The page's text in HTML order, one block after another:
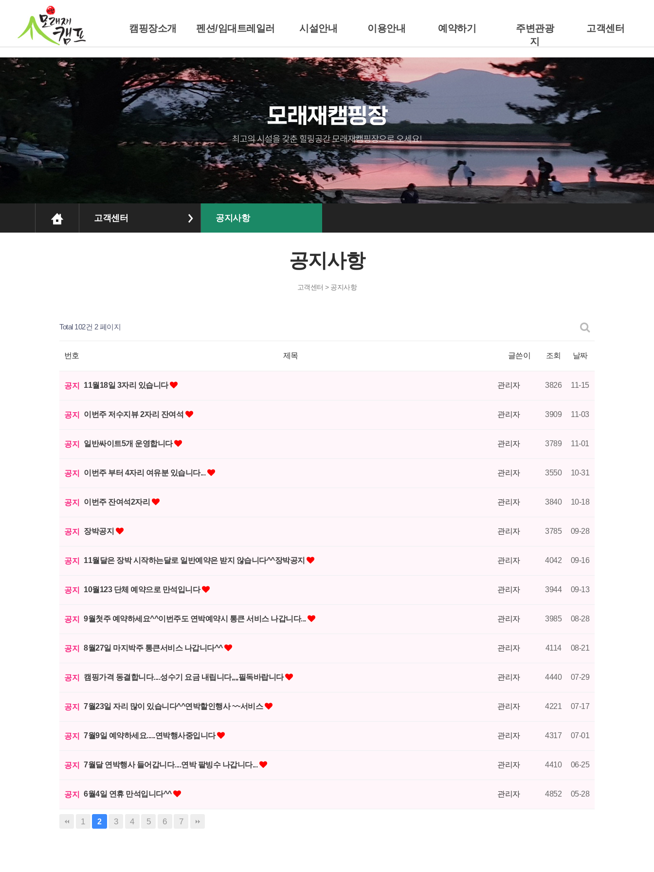
캠핑장소개 펜션/임대트레일러 시설안내 이용안내 예약하기
주변관광
지
고객센터
위치및교통안내
트레일러임대
시설안내
이용준수사항
땡큐캠핑에서 예약하기
고객센터 공지사항
공지사항
고객센터 > 공지사항
Total 102건 2 페이지
번호 제목 글쓴이 조회 날짜
공지 11월18일 3자리 있습니다 관리자 3826 11-15
공지 이번주 저수지뷰 2자리 잔여석 관리자 3909 11-03
공지 일반싸이트5개 운영합니다 관리자 3789 11-01
공지 이번주 부터 4자리 여유분 있습니다... 관리자 3550 10-31
공지 이번주 잔여석2자리 관리자 3840 10-18
공지 장박공지 관리자 3785 09-28
공지 11월달은 장박 시작하는달로 일반예약은 받지 않습니다^^장박공지 관리자 4042 09-16
공지 10월123 단체 예약으로 만석입니다 관리자 3944 09-13
공지 9월첫주 예약하세요^^이번주도 연박예약시 통큰 서비스 나갑니다... 관리자 3985 08-28
공지 8월27일 마지박주 통큰서비스 나갑니다^^ 관리자 4114 08-21
공지 캠핑가격 동결합니다....성수기 요금 내립니다,,,,필독바랍니다 관리자 4440 07-29
공지 7월23일 자리 많이 있습니다^^연박할인행사 ~~서비스 관리자 4221 07-17
공지 7월9일 예약하세요.....연박행사중입니다 관리자 4317 07-01
공지 7월달 연박행사 들어갑니다....연박 팥빙수 나갑니다... 관리자 4410 06-25
공지 6월4일 연휴 만석입니다^^ 관리자 4852 05-28
1 2 3 4 5 6 7